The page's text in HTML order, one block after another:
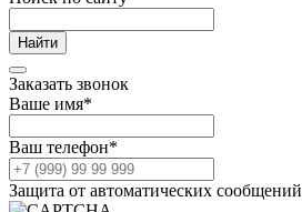
Заказать звонок
Ваше имя*
Ваш телефон*
Защита от автоматических сообщений